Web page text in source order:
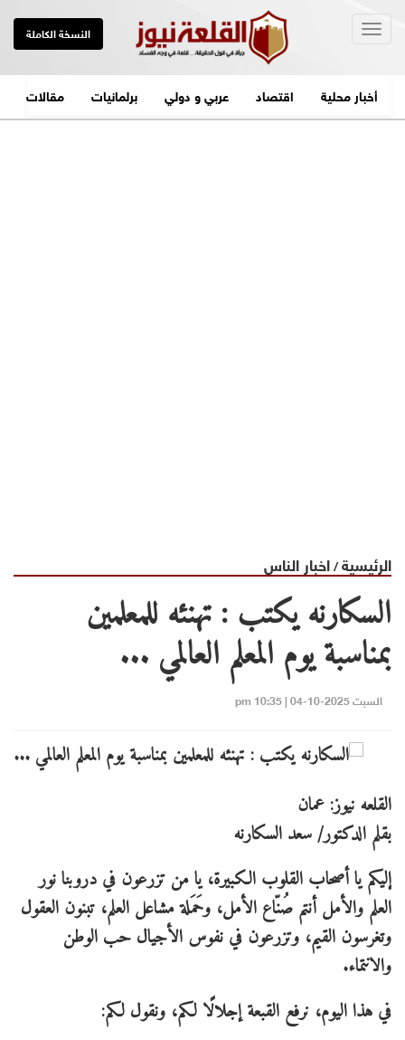
النسخة الكاملة
أخبار محلية اقتصاد عربي و دولي برلمانيات مقالات
الرئيسية/اخبار الناس
السكارنه يكتب : تهنئه للمعلمين
بمناسبة يوم المعلم العالمي ...
السبت 2025-10-04 | 10:35 pm
القلعه نيوز: عمان
بقلم الدكتور/ سعد السكارنه
إليكم يا أصحاب القلوب الكبيرة، يا من تزرعون في دروبنا نور
العلم والأمل أنتم صُنّاع الأمل، وحَمَلة مشاعل العلم، تبنون العقول
وتغرسون القيم، وتزرعون في نفوس الأجيال حب الوطن
والانتماء.
في هذا اليوم، نرفع القبعة إجلالًا لكم، ونقول لكم: